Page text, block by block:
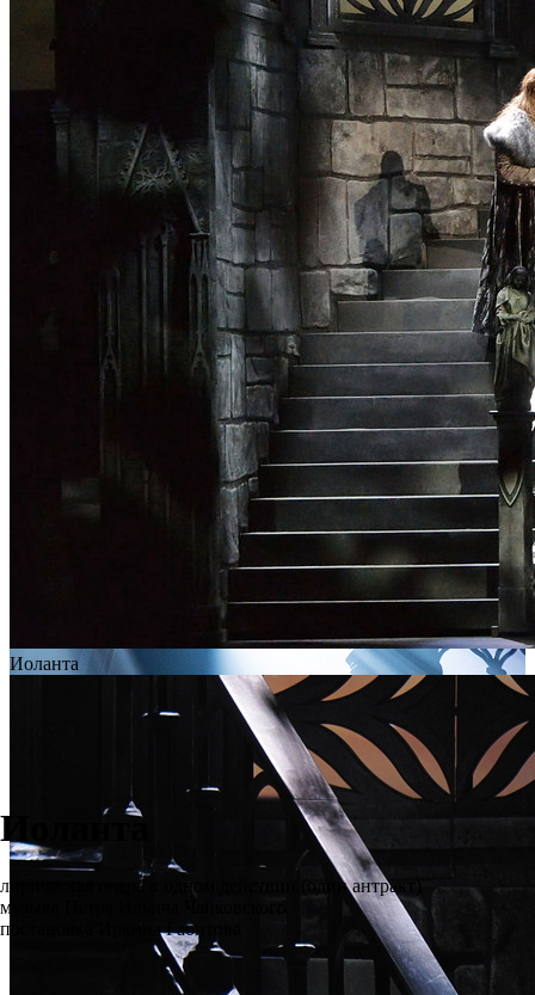
Иоланта
Иоланта
лирическая опера в одном действии (один антракт)
музыка Петра Ильича Чайковского
постановка Иркина Габитова